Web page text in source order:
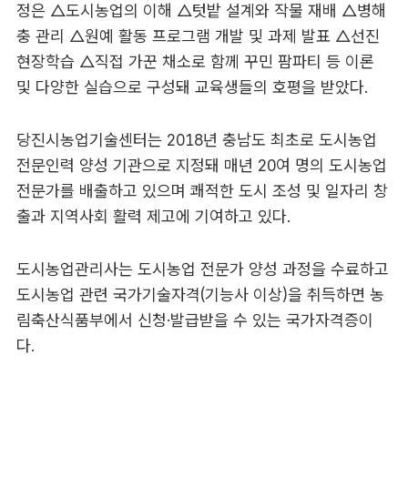
정은 △도시농업의 이해 △텃밭 설계와 작물 재배 △병해
충 관리 △원예 활동 프로그램 개발 및 과제 발표 △선진
현장학습 △직접 가꾼 채소로 함께 꾸민 팜파티 등 이론
및 다양한 실습으로 구성돼 교육생들의 호평을 받았다.
당진시농업기술센터는 2018년 충남도 최초로 도시농업
전문인력 양성 기관으로 지정돼 매년 20여 명의 도시농업
전문가를 배출하고 있으며 쾌적한 도시 조성 및 일자리 창
출과 지역사회 활력 제고에 기여하고 있다.
도시농업관리사는 도시농업 전문가 양성 과정을 수료하고
도시농업 관련 국가기술자격(기능사 이상)을 취득하면 농
림축산식품부에서 신청·발급받을 수 있는 국가자격증이
다.